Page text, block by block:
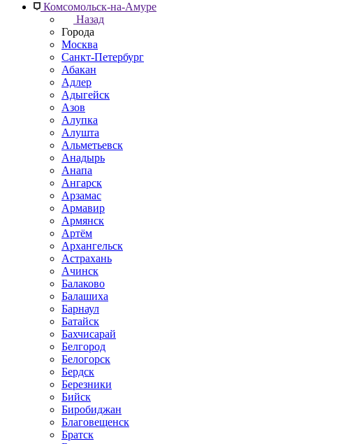
Комсомольск-на-Амуре
Назад
Города
Москва
Санкт-Петербург
Абакан
Адлер
Адыгейск
Азов
Алупка
Алушта
Альметьевск
Анадырь
Анапа
Ангарск
Арзамас
Армавир
Армянск
Артём
Архангельск
Астрахань
Ачинск
Балаково
Балашиха
Барнаул
Батайск
Бахчисарай
Белгород
Белогорск
Бердск
Березники
Бийск
Биробиджан
Благовещенск
Братск